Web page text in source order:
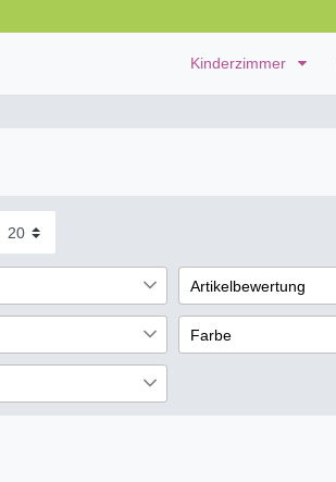
Kinderzimmer
100
60
Artikelbewertung
€
Farbe